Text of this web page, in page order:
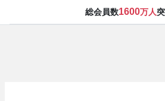
総会員数1600万人